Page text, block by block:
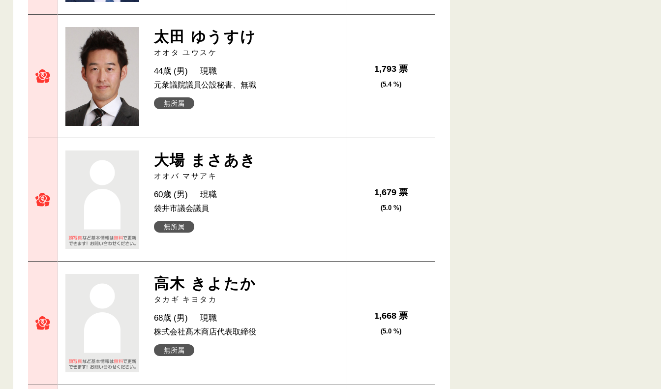
太田 ゆうすけ
オオタ ユウスケ
無所属
44歳 (男) 現職
元衆議院議員公設秘書、無職
1,793 票
(5.4 %)
大場 まさあき
オオバ マサアキ
無所属
60歳 (男) 現職
袋井市議会議員
1,679 票
(5.0 %)
高木 きよたか
タカギ キヨタカ
無所属
68歳 (男) 現職
株式会社髙木商店代表取締役
1,668 票
(5.0 %)